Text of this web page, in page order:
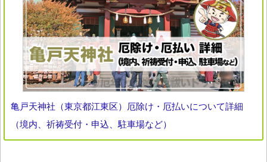
亀戸天神社（東京都江東区）厄除け・厄払いについて詳細
（境内、祈祷受付・申込、駐車場など）